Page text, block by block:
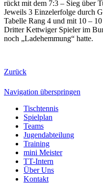
rückt mit dem 7:3 – Sieg über
Jeweils 3 Einzelerfolge durch
Tabelle Rang 4 und mit 10 –
Dritter Kettwiger Spieler im
noch „Ladehemmung“ hatte.
Zurück
Navigation überspringen
Tischtennis
Spielplan
Teams
Jugendabteilung
Training
mini Meister
TT-Intern
Über Uns
Kontakt